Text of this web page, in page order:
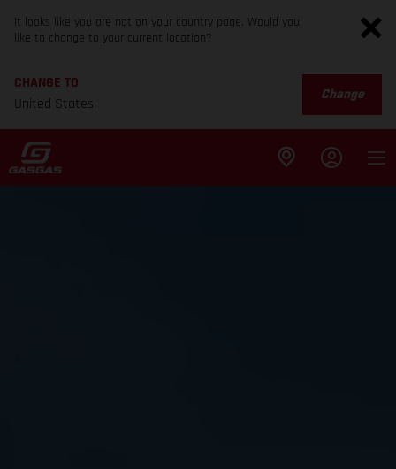
It looks like you are not on your country page. Would you
like to change to your current location?
CHANGE TO
United States
Change